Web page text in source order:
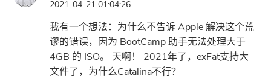
2021-04-21 01:04:26
我有一个想法：为什么不告诉 Apple 解决这个荒
谬的错误，因为 BootCamp 助手无法处理大于
4GB 的 ISO。 天啊！ 2021年了，exFat支持大
文件了，为什么Catalina不行？